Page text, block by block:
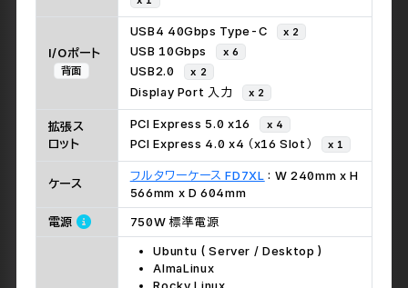
2.5ギガビット イーサネット ( RJ45 )
x 1
USB4 40Gbps Type-C
USB 10Gbps x 6
USB2.0 x 2
Display Port 入力 x 2
ロット
PCI Express 5.0 x16 x 4
PCI Express 4.0 x4 （x16 Slot） x 1
ケース
566mm x D 604mm
750W 標準電源